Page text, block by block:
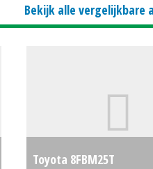
Bekijk alle vergelijkbare
Toyota 8FBM25T